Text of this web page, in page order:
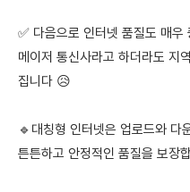
✅ 다음으로 인터넷 품질도 매우
메이저 통신사라고 하더라도 지
집니다 😥
🔹대칭형 인터넷은 업로드와 다
튼튼하고 안정적인 품질을 보장